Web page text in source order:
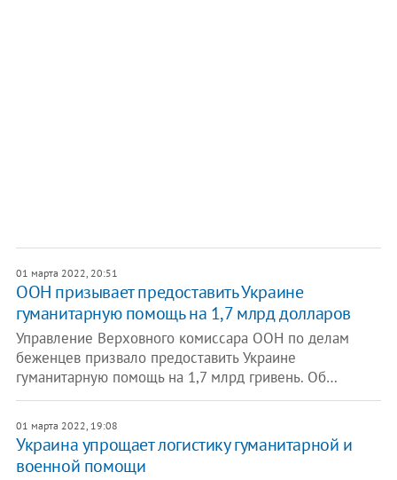
01 марта 2022, 20:51
ООН призывает предоставить Украине
гуманитарную помощь на 1,7 млрд долларов
Управление Верховного комиссара ООН по делам
беженцев призвало предоставить Украине
гуманитарную помощь на 1,7 млрд гривень. Об…
01 марта 2022, 19:08
Украина упрощает логистику гуманитарной и
военной помощи